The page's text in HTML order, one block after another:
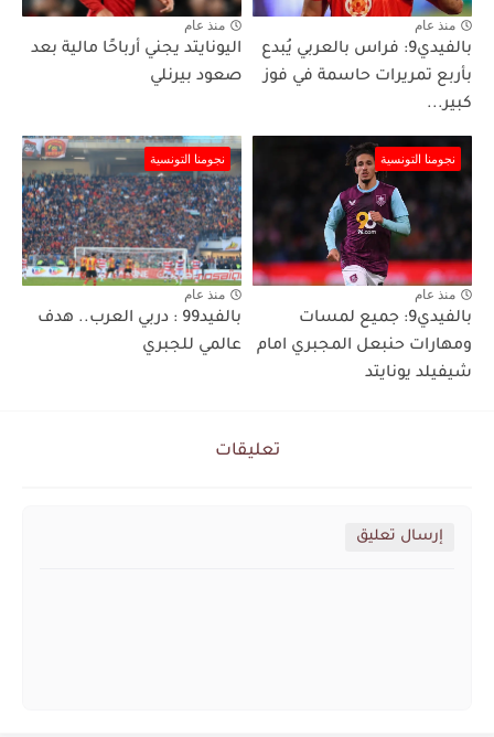
منذ عام
بالفيدي9: فراس بالعربي يُبدع
بأربع تمريرات حاسمة في فوز
كبير...
منذ عام
اليونايتد يجني أرباحًا مالية بعد
صعود بيرنلي
نجومنا التونسية
منذ عام
بالفيدي9: جميع لمسات
ومهارات حنبعل المجبري امام
شيفيلد يونايتد
نجومنا التونسية
منذ عام
بالفيد99 : دربي العرب.. هدف
عالمي للجبري
تعليقات
إرسال تعليق